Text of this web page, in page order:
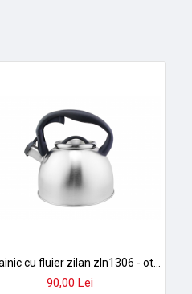
Ceainic cu fluier zilan zln1306 - otel inoxidabil 3,5l, universal gaz/ electric/ inductie
90,00 Lei